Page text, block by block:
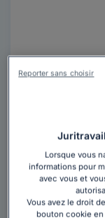
Lorsque vous
informations pour
avec vous et
Vous avez le droit
bouton cookie en
Reporter sans choisir